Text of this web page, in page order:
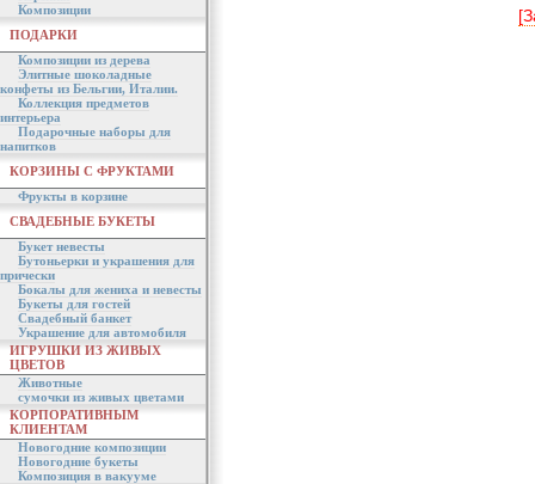
Композиции
ПОДАРКИ
Композиции из дерева
Элитные шоколадные
конфеты из Бельгии, Италии.
Коллекция предметов
интерьера
Подарочные наборы для
напитков
КОРЗИНЫ С ФРУКТАМИ
Фрукты в корзине
СВАДЕБНЫЕ БУКЕТЫ
Букет невесты
Бутоньерки и украшения для
прически
Бокалы для жениха и невесты
Букеты для гостей
Свадебный банкет
Украшение для автомобиля
ИГРУШКИ ИЗ ЖИВЫХ
ЦВЕТОВ
Животные
сумочки из живых цветами
КОРПОРАТИВНЫМ
КЛИЕНТАМ
Новогодние композиции
Новогодние букеты
Композиция в вакууме